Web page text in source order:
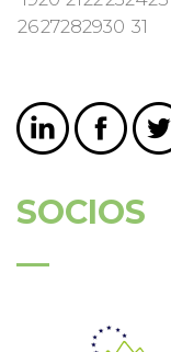
2627282930 31
SOCIOS